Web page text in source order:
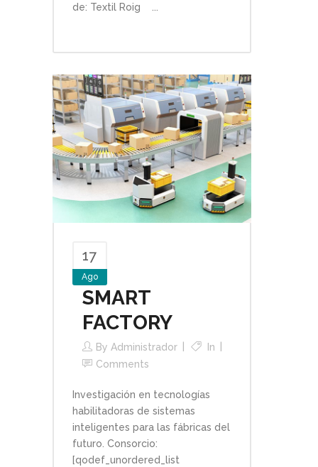
de: Textil Roig ...
17
Ago
SMART
FACTORY
By Administrador
In
Comments
Investigación en tecnologías
habilitadoras de sistemas
inteligentes para las fábricas del
futuro. Consorcio:
[qodef_unordered_list